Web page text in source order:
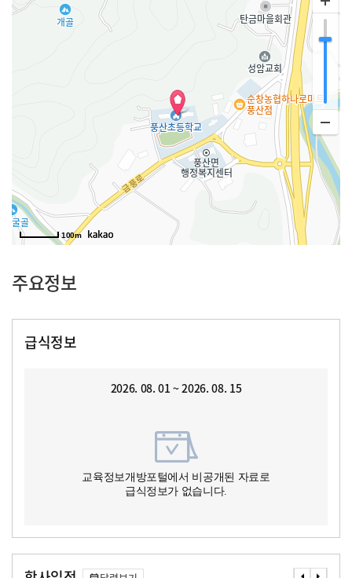
100m
주요정보
급식정보
2026. 08. 01 ~ 2026. 08. 15
교육정보개방포털에서 비공개된 자료로
급식정보가 없습니다.